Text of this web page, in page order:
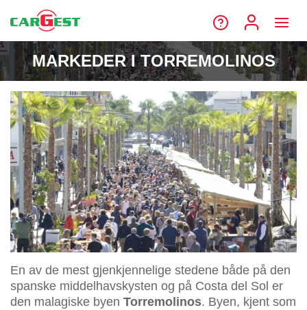
MARKEDER I TORREMOLINOS
En av de mest gjenkjennelige stedene både på den
spanske middelhavskysten og på Costa del Sol er
den malagiske byen Torremolinos. Byen, kjent som